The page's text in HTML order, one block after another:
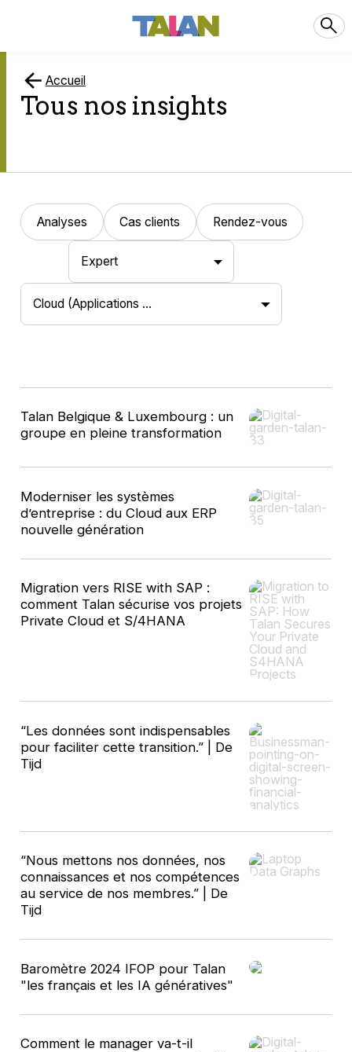
Accueil
Tous nos insights
Analyses Cas clients Rendez-vous
Cloud (applications …
Expert
8
résultats
Talan Belgique & Luxembourg : un
groupe en pleine transformation
Moderniser les systèmes
d’entreprise : du Cloud aux ERP
nouvelle génération
Migration vers RISE with SAP :
comment Talan sécurise vos projets
Private Cloud et S/4HANA
“Les données sont indispensables
pour faciliter cette transition.” | De
Tijd
“Nous mettons nos données, nos
connaissances et nos compétences
au service de nos membres.” | De
Tijd
Baromètre 2024 IFOP pour Talan
"les français et les IA génératives"
Comment le manager va-t-il